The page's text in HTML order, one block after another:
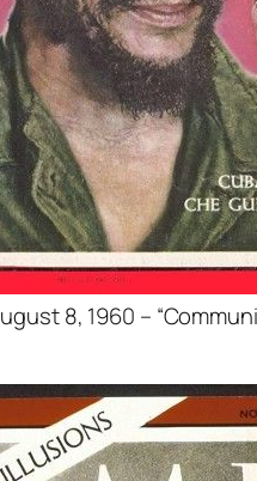
8, 1960 –